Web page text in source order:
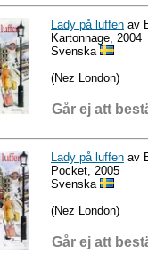
Lady på luffen av
Kartonnage, 2004
Svenska
(Nez London)
Går ej att
Lady på luffen av
Pocket, 2005
Svenska
(Nez London)
Går ej att